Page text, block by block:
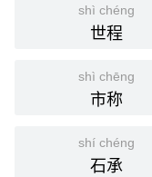
vollends
成
shì chéng
世程
shì chēng
市称
shí chéng
石承